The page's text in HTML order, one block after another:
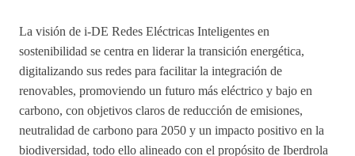
La visión de i-DE Redes Eléctricas Inteligentes en
sostenibilidad se centra en liderar la transición energética,
digitalizando sus redes para facilitar la integración de
renovables, promoviendo un futuro más eléctrico y bajo en
carbono, con objetivos claros de reducción de emisiones,
neutralidad de carbono para 2050 y un impacto positivo en la
biodiversidad, todo ello alineado con el propósito de Iberdrola